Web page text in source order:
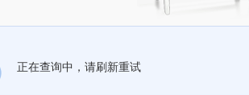
正在查询中，请刷新重试